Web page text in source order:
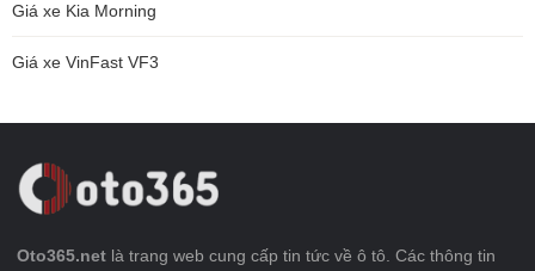
Giá xe Kia Morning
Giá xe VinFast VF3
Oto365.net là trang web cung cấp tin tức về ô tô. Các thông tin